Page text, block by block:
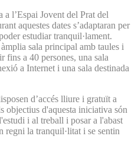
a l’Espai Jovent del Prat del
aquestes dates s’adaptaran per
estudiar tranquil·lament.
sala principal amb taules i
fins a 40 persones, una sala
a Internet i una sala destinada
d’accés lliure i gratuït a
objectius d'aquesta iniciativa són
i al treball i posar a l'abast
regni la tranquil·litat i se sentin